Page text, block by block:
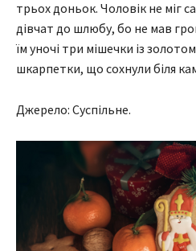
трьох доньок. Чоловік не міг
дівчат до шлюбу, бо не мав
їм уночі три мішечки із
шкарпетки, що сохнули біля
Джерело: Суспільне.